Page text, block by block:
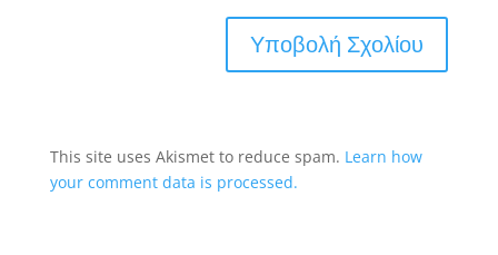
This site uses Akismet to reduce spam. Learn how
your comment data is processed.